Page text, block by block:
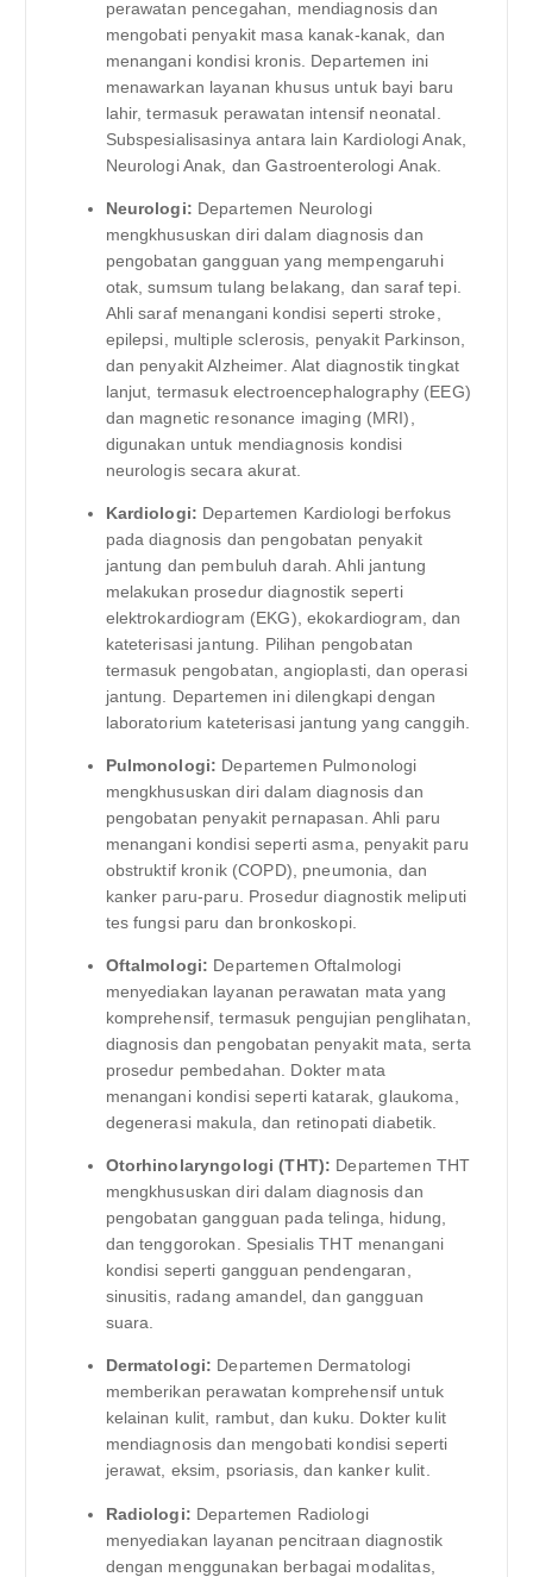
perawatan pencegahan, mendiagnosis dan
mengobati penyakit masa kanak-kanak, dan
menangani kondisi kronis. Departemen ini
menawarkan layanan khusus untuk bayi baru
lahir, termasuk perawatan intensif neonatal.
Subspesialisasinya antara lain Kardiologi Anak,
Neurologi Anak, dan Gastroenterologi Anak.
Neurologi: Departemen Neurologi
mengkhususkan diri dalam diagnosis dan
pengobatan gangguan yang mempengaruhi
otak, sumsum tulang belakang, dan saraf tepi.
Ahli saraf menangani kondisi seperti stroke,
epilepsi, multiple sclerosis, penyakit Parkinson,
dan penyakit Alzheimer. Alat diagnostik tingkat
lanjut, termasuk electroencephalography (EEG)
dan magnetic resonance imaging (MRI),
digunakan untuk mendiagnosis kondisi
neurologis secara akurat.
Kardiologi: Departemen Kardiologi berfokus
pada diagnosis dan pengobatan penyakit
jantung dan pembuluh darah. Ahli jantung
melakukan prosedur diagnostik seperti
elektrokardiogram (EKG), ekokardiogram, dan
kateterisasi jantung. Pilihan pengobatan
termasuk pengobatan, angioplasti, dan operasi
jantung. Departemen ini dilengkapi dengan
laboratorium kateterisasi jantung yang canggih.
Pulmonologi: Departemen Pulmonologi
mengkhususkan diri dalam diagnosis dan
pengobatan penyakit pernapasan. Ahli paru
menangani kondisi seperti asma, penyakit paru
obstruktif kronik (COPD), pneumonia, dan
kanker paru-paru. Prosedur diagnostik meliputi
tes fungsi paru dan bronkoskopi.
Oftalmologi: Departemen Oftalmologi
menyediakan layanan perawatan mata yang
komprehensif, termasuk pengujian penglihatan,
diagnosis dan pengobatan penyakit mata, serta
prosedur pembedahan. Dokter mata
menangani kondisi seperti katarak, glaukoma,
degenerasi makula, dan retinopati diabetik.
Otorhinolaryngologi (THT): Departemen THT
mengkhususkan diri dalam diagnosis dan
pengobatan gangguan pada telinga, hidung,
dan tenggorokan. Spesialis THT menangani
kondisi seperti gangguan pendengaran,
sinusitis, radang amandel, dan gangguan
suara.
Dermatologi: Departemen Dermatologi
memberikan perawatan komprehensif untuk
kelainan kulit, rambut, dan kuku. Dokter kulit
mendiagnosis dan mengobati kondisi seperti
jerawat, eksim, psoriasis, dan kanker kulit.
Radiologi: Departemen Radiologi
menyediakan layanan pencitraan diagnostik
dengan menggunakan berbagai modalitas,